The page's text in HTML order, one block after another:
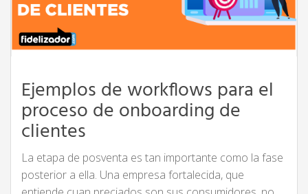
Ejemplos de workflows para el
proceso de onboarding de
clientes
La etapa de posventa es tan importante como la fase
posterior a ella. Una empresa fortalecida, que